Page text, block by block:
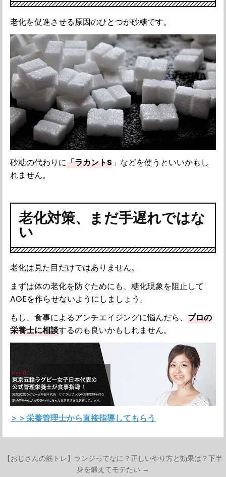
老化を促進させる原因のひとつが砂糖です。
砂糖の代わりに「ラカントS 」などを使うといいかもし
れません。
老化対策、まだ手遅れではな
い
老化は見た目だけではありません。
まずは体の老化を防ぐためにも、糖化現象を阻止して
AGEを作らせないようにしましょう。
もし、食事によるアンチエイジングに悩んだら、プロの
栄養士に相談するのも良いかもしれません。
＞＞栄養管理士から直接指導してもらう
【おじさんの筋トレ】ランジってなに？正しいやり方と効果は？下半
身を鍛えてモテたい →